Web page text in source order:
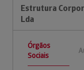
Estrutura
Lda
Órgãos
Sociais